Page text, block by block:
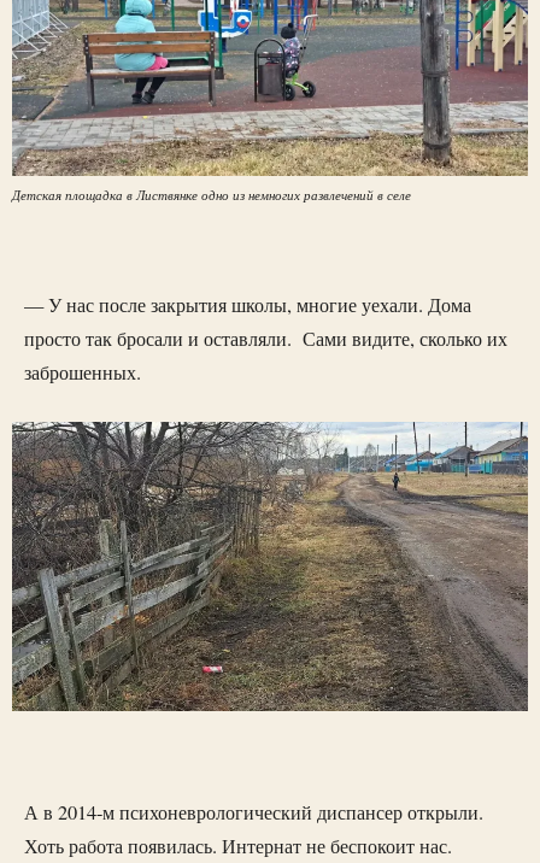
Детская площадка в Листвянке одно из немногих развлечений в селе
— У нас после закрытия школы, многие уехали. Дома
просто так бросали и оставляли. Сами видите, сколько их
заброшенных.
А в 2014-м психоневрологический диспансер открыли.
Хоть работа появилась. Интернат не беспокоит нас.